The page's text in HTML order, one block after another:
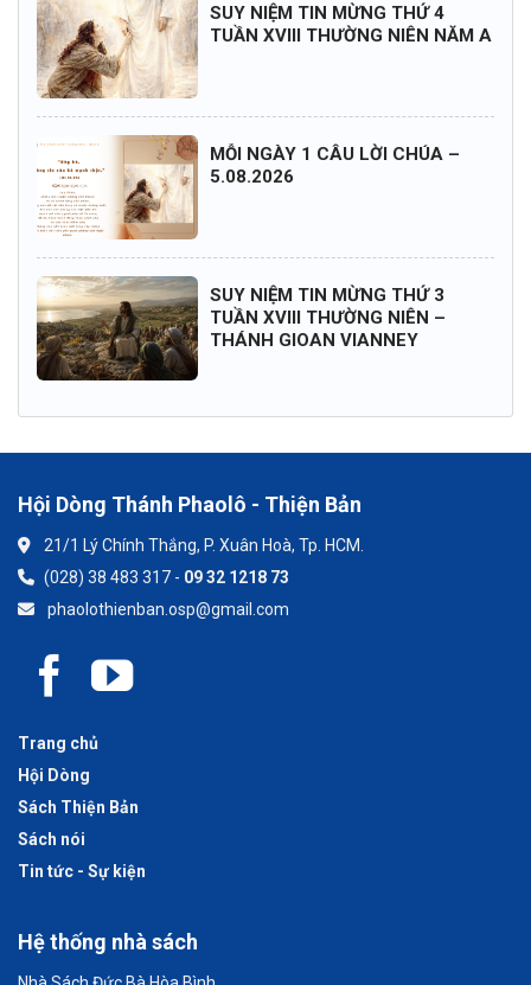
SUY NIỆM TIN MỪNG THỨ 4
TUẦN XVIII THƯỜNG NIÊN NĂM A
MỖI NGÀY 1 CÂU LỜI CHÚA –
5.08.2026
SUY NIỆM TIN MỪNG THỨ 3
TUẦN XVIII THƯỜNG NIÊN –
THÁNH GIOAN VIANNEY
Hội Dòng Thánh Phaolô - Thiện Bản
21/1 Lý Chính Thắng, P. Xuân Hoà, Tp. HCM.
(028) 38 483 317 - 09 32 1218 73
phaolothienban.osp@gmail.com
Trang chủ
Hội Dòng
Sách Thiện Bản
Sách nói
Tin tức - Sự kiện
Hệ thống nhà sách